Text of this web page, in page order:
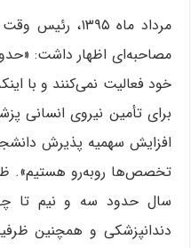
مرداد ماه
خود فعالیت نمی‌کنند و با
برای تأمین نیروی انسانی
افزایش سهمیه پذیرش
تخصص‌ها روبه‌رو هستیم».
سال حدود سه و نیم تا
دندانپزشکی و همچنین